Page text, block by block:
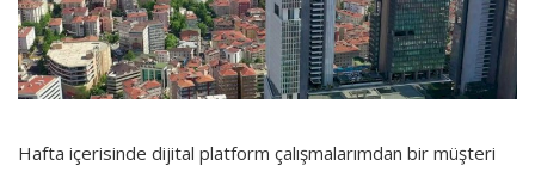
Hafta içerisinde dijital platform çalışmalarımdan bir müşteri